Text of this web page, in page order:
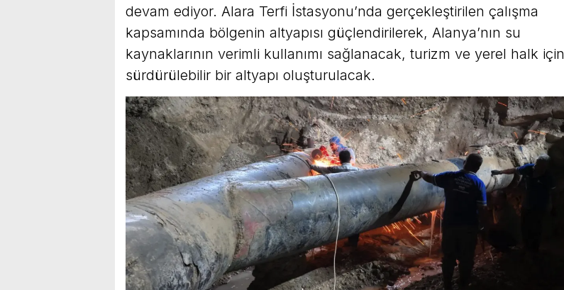
devam ediyor. Alara Terfi İstasyonu’nda gerçekleştirilen çalışma
kapsamında bölgenin altyapısı güçlendirilerek, Alanya’nın su
kaynaklarının verimli kullanımı sağlanacak, turizm ve yerel halk için
sürdürülebilir bir altyapı oluşturulacak.